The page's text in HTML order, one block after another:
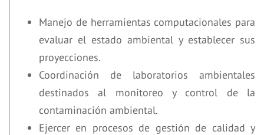
Manejo de herramientas computacionales para
evaluar el estado ambiental y establecer sus
proyecciones.
Coordinación de laboratorios ambientales
destinados al monitoreo y control de la
contaminación ambiental.
Ejercer en procesos de gestión de calidad y